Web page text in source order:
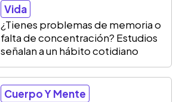
Vida
¿Tienes problemas de memoria o
falta de concentración? Estudios
señalan a un hábito cotidiano
Cuerpo Y Mente